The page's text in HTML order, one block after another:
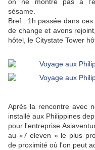
sésame.
Bref.. 1h passée dans
de change et avons
hôtel, le Citystate Tower
Après la rencontre avec
installé aux Philippines
pour l'entreprise
au «7 eleven » le plus
de proximité où l'on peut